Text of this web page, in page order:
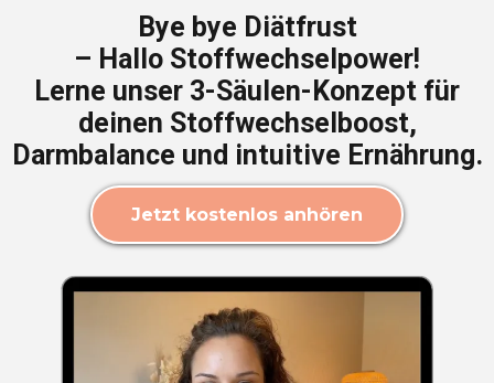
Bye bye Diätfrust
– Hallo Stoffwechselpower!
Lerne unser 3-Säulen-Konzept für
deinen Stoffwechselboost,
Darmbalance und intuitive Ernährung.
Jetzt kostenlos anhören